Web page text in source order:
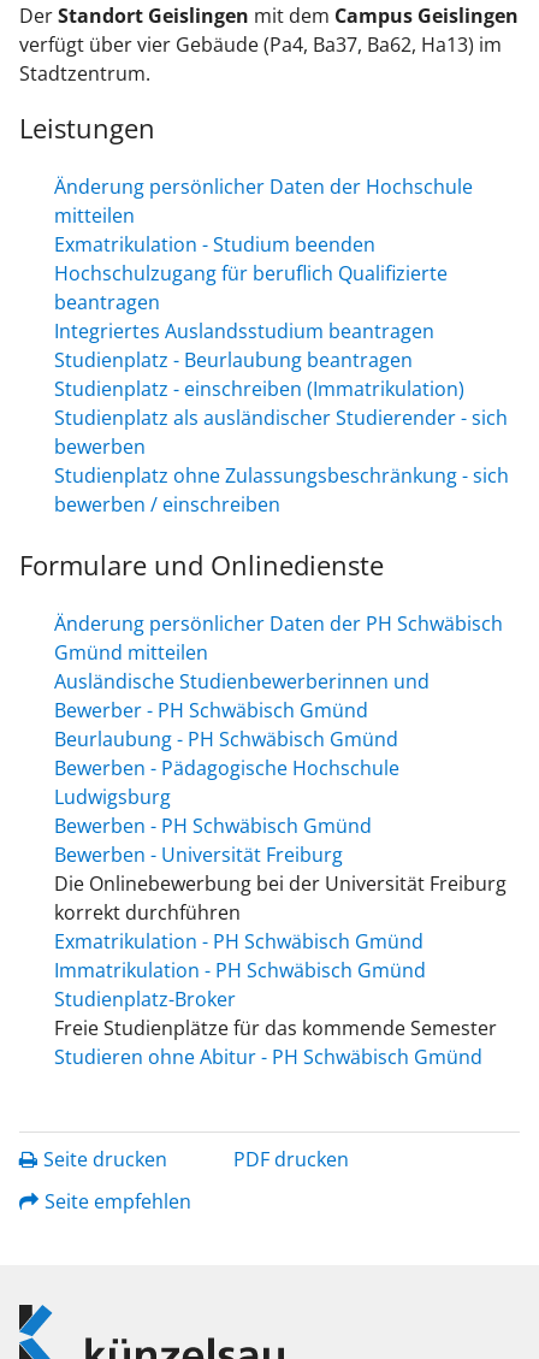
DerStandort Geislingen mit dem Campus Geislingen
verfügt über vier Gebäude (Pa4, Ba37, Ba62, Ha13) im
Stadtzentrum.
Leistungen
Änderung persönlicher Daten der Hochschule
mitteilen
Exmatrikulation - Studium beenden
Hochschulzugang für beruflich Qualifizierte
beantragen
Integriertes Auslandsstudium beantragen
Studienplatz - Beurlaubung beantragen
Studienplatz - einschreiben (Immatrikulation)
Studienplatz als ausländischer Studierender - sich
bewerben
Studienplatz ohne Zulassungsbeschränkung - sich
bewerben / einschreiben
Formulare und Onlinedienste
Änderung persönlicher Daten der PH Schwäbisch
Gmünd mitteilen
Ausländische Studienbewerberinnen und
Bewerber - PH Schwäbisch Gmünd
Beurlaubung - PH Schwäbisch Gmünd
Bewerben - Pädagogische Hochschule
Ludwigsburg
Bewerben - PH Schwäbisch Gmünd
Bewerben - Universität Freiburg
Die Onlinebewerbung bei der Universität Freiburg
korrekt durchführen
Exmatrikulation - PH Schwäbisch Gmünd
Immatrikulation - PH Schwäbisch Gmünd
Studienplatz-Broker
Freie Studienplätze für das kommende Semester
Studieren ohne Abitur - PH Schwäbisch Gmünd
Seite drucken
PDF drucken
Seite empfehlen
Logo
Künzelsau